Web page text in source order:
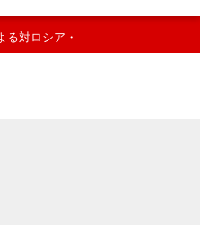
る対ロシア・